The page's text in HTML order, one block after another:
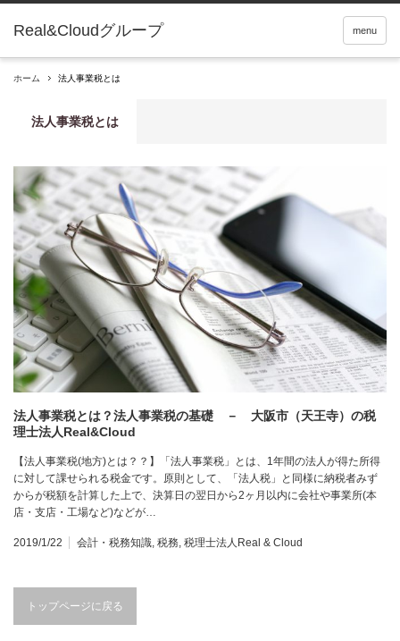
Real&Cloudグループ menu
ホーム 法人事業税とは
法人事業税とは
法人事業税とは？法人事業税の基礎 － 大阪市（天王寺）の税
理士法人Real&Cloud
【法人事業税(地方)とは？？】「法人事業税」とは、1年間の法人が得た所得
に対して課せられる税金です。原則として、「法人税」と同様に納税者みず
からが税額を計算した上で、決算日の翌日から2ヶ月以内に会社や事業所(本
店・支店・工場など)などが…
2019/1/22 会計・税務知識, 税務, 税理士法人Real & Cloud
トップページに戻る